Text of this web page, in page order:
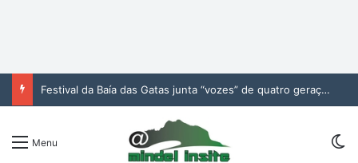
Festival da Baía das Gatas junta “vozes” de quatro gerações da música cabo-verdiana na segunda noite
Menu